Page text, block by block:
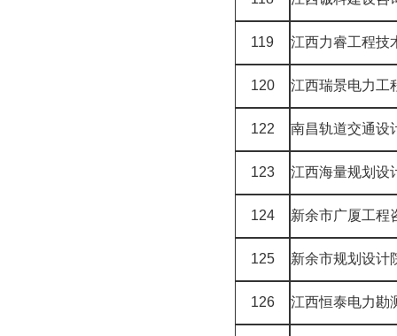
119 江西力睿工程技
120 江西瑞景电力工
122 南昌轨道交通设
123 江西海量规划设
124 新余市广厦工程
125 新余市规划设计
126 江西恒泰电力勘